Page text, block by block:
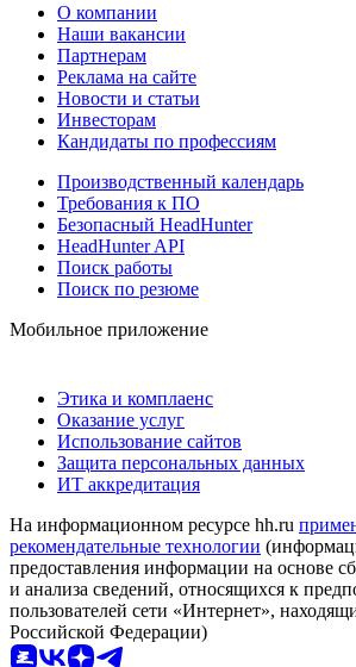
О компании
Наши вакансии
Партнерам
Реклама на сайте
Новости и статьи
Инвесторам
Кандидаты по профессиям
Производственный календарь
Требования к ПО
Безопасный HeadHunter
HeadHunter API
Поиск работы
Поиск по резюме
Мобильное приложение
Этика и комплаенс
Оказание услуг
Использование сайтов
Защита персональных данных
ИТ аккредитация
На информационном ресурсе hh.ru
рекомендательные технологии
предоставления информации на основе
и анализа сведений, относящихся к
пользователей сети «Интернет»,
Российской Федерации)